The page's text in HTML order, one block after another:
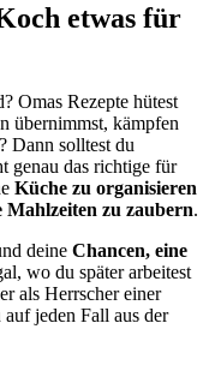
etwas für
Omas Rezepte hütest
übernimmst, kämpfen
Dann solltest du
genau das richtige für
Küche zu organisieren
Mahlzeiten zu zaubern.
deine Chancen, eine
wo du später arbeitest
als Herrscher einer
jeden Fall aus der